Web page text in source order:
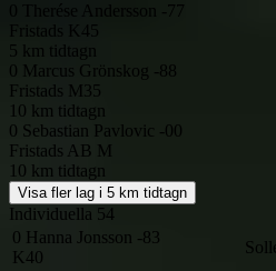
Therése Andersson -77
Fristads
K45
5 km tidtagn
0 Marcus Grönskog -88
Fristads M35
10 km tidtagn
0 Sebastian Pavlovic -00
Fristads AB M
10 km tidtagn
Visa fler lag i 5 km tidtagn
Individuella 54
0 Hanna Jonsson -83
K40